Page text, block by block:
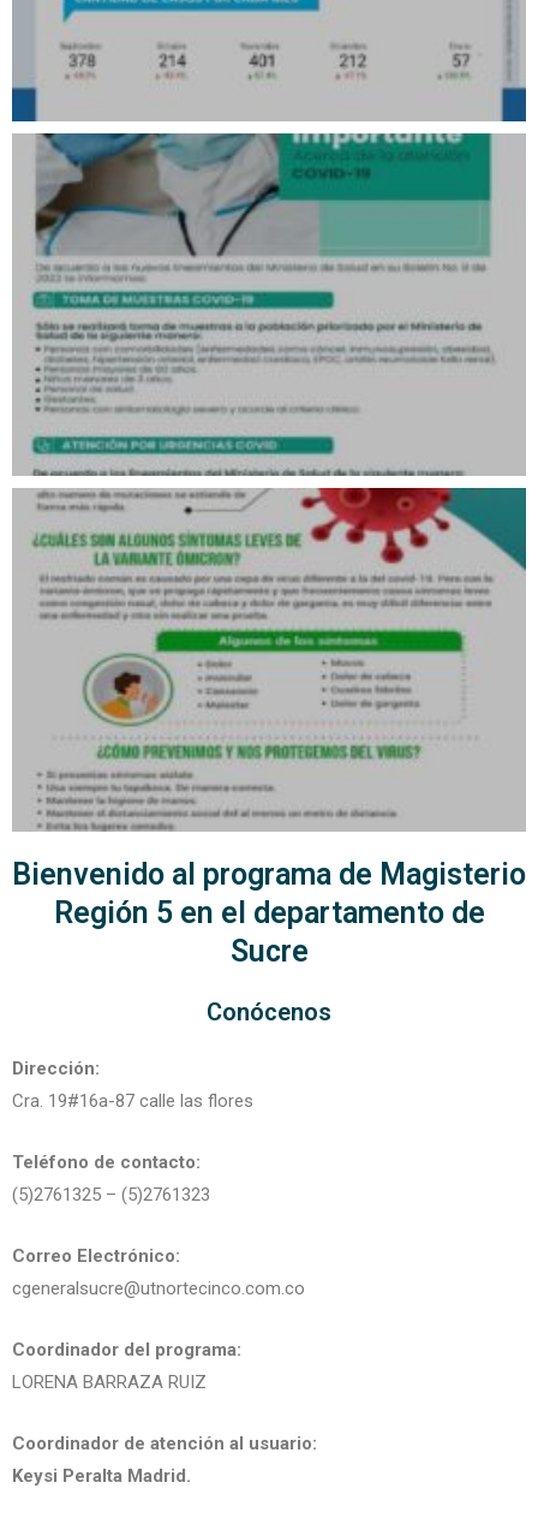
Bienvenido al programa de Magisterio
Región 5 en el departamento de
Sucre
Conócenos
Dirección:
Cra. 19#16a-87 calle las flores
Teléfono de contacto:
(5)2761325 – (5)2761323
Correo Electrónico:
cgeneralsucre@utnortecinco.com.co
Coordinador del programa:
LORENA BARRAZA RUIZ
Coordinador de atención al usuario:
Keysi Peralta Madrid.